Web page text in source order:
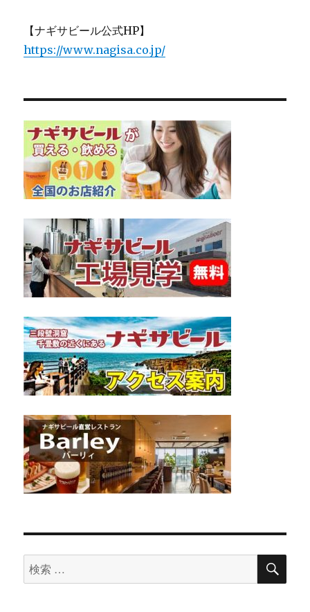
【ナギサビール公式HP】
https://www.nagisa.co.jp/
検
索
検